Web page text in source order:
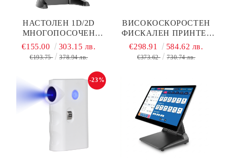
НАСТОЛЕН 1D/2D
МНОГОПОСОЧЕН
БАРКОД СКЕНЕР С USB
ИНТЕРФЕЙС
€155.00 303.15 лв.
€193.75 378.94 лв.
ВИСОКОСКОРОСТЕН
ФИСКАЛЕН ПРИНТЕР
TREMOL FP28
€298.91 584.62 лв.
€373.62 730.74 лв.
-23%